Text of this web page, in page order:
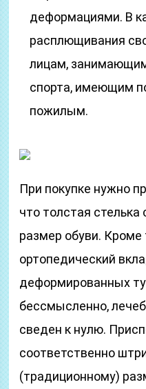
деформациями. В
расплющивания
лицам,
спорта, имеющим
пожилым.
При покупке нужно
что толстая
размер обуви. Кроме
ортопедический
деформированных
бессмысленно,
сведен к нулю.
соответственно
(традиционному)